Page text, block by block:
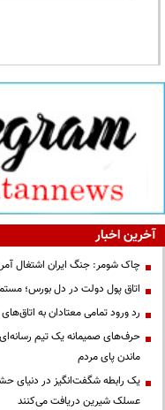
آخرین اخبار
چاک شومر: جنگ ایران اشتغال
اتاق پول دولت در دل بورس؛
رد ورود تمامی معتادان به
حرف‌های صمیمانه یک تیم
ماندن پای مردم
یک رابطه شگفت‌انگیز در دنیای
عسلک شیرین دریافت می‌کنند